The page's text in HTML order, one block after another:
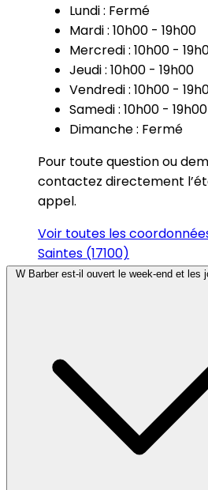
Lundi : Fermé
Mardi : 10h00 - 19h00
Mercredi : 10h00 -
Jeudi : 10h00 - 19h00
Vendredi : 10h00 -
Samedi : 10h00 - 19h00
Dimanche : Fermé
Pour toute question ou
contactez directement
appel.
Voir toutes les
Saintes (17100)
W Barber est-il ouvert le week-end et les